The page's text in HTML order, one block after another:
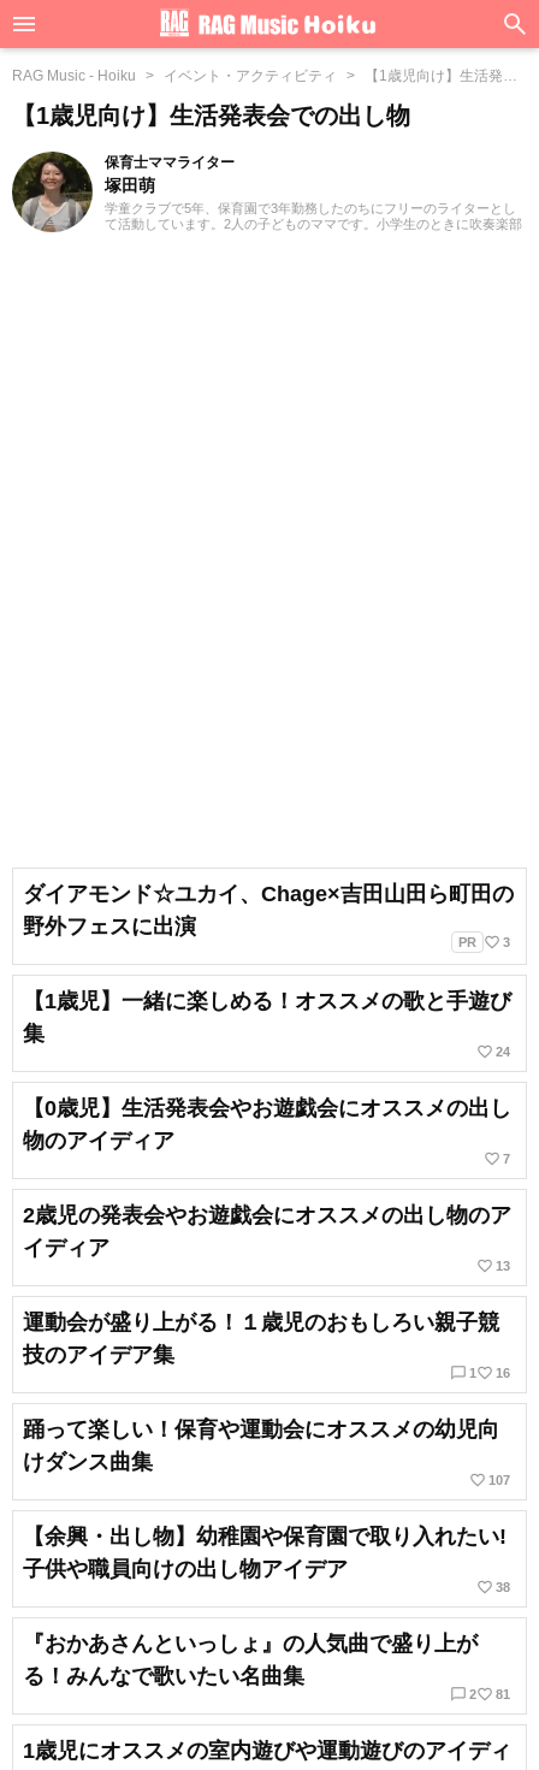
RAG Music - Hoiku イベント・アクティビティ
【1歳児向け】生活発表
会での出し物
【1歳児向け】生活発表会での出し物
保育士ママライター
塚田萌
学童クラブで5年、保育園で3年勤務したのちにフリーのライターとし
て活動しています。2人の子どものママです。小学生のときに吹奏楽部
ダイアモンド☆ユカイ、Chage×吉田山田ら町田の
野外フェスに出演
PR favorite_border 3
【1歳児】一緒に楽しめる！オススメの歌と手遊び
集
favorite_border 24
【0歳児】生活発表会やお遊戯会にオススメの出し
物のアイディア
favorite_border 7
2歳児の発表会やお遊戯会にオススメの出し物のア
イディア
favorite_border 13
運動会が盛り上がる！１歳児のおもしろい親子競
技のアイデア集
chat_bubble_outline 1 favorite_border 16
踊って楽しい！保育や運動会にオススメの幼児向
けダンス曲集
favorite_border 107
【余興・出し物】幼稚園や保育園で取り入れたい!
子供や職員向けの出し物アイデア
favorite_border 38
『おかあさんといっしょ』の人気曲で盛り上が
る！みんなで歌いたい名曲集
chat_bubble_outline 2favorite_border 81
1歳児にオススメの室内遊びや運動遊びのアイディ